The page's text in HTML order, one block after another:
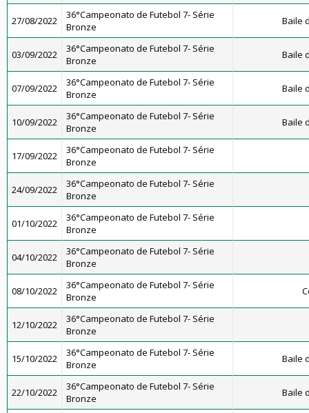
27/08/2022
36°Campeonato de Futebol 7- Série
Bronze
Baile
03/09/2022
36°Campeonato de Futebol 7- Série
Bronze
Baile
07/09/2022
36°Campeonato de Futebol 7- Série
Bronze
Baile
10/09/2022
36°Campeonato de Futebol 7- Série
Bronze
Baile
17/09/2022
36°Campeonato de Futebol 7- Série
Bronze
24/09/2022
36°Campeonato de Futebol 7- Série
Bronze
01/10/2022
36°Campeonato de Futebol 7- Série
Bronze
04/10/2022
36°Campeonato de Futebol 7- Série
Bronze
08/10/2022
36°Campeonato de Futebol 7- Série
Bronze
12/10/2022
36°Campeonato de Futebol 7- Série
Bronze
15/10/2022
36°Campeonato de Futebol 7- Série
Bronze
Baile
22/10/2022
36°Campeonato de Futebol 7- Série
Bronze
Baile